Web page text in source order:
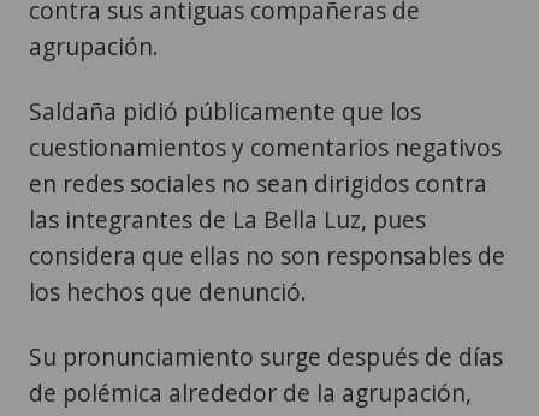
Saldaña pidió públicamente que los
en redes sociales no sean dirigidos contra
las integrantes de La Bella Luz, pues
considera que ellas no son responsables de
los hechos que denunció.
Su pronunciamiento surge después de días
luego de que la artista hiciera públicas sus
acusaciones contra Sánchez Chavesta y se